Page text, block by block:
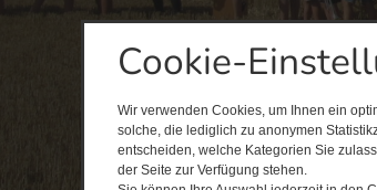
Cookie-
Wir verwenden Cookies, um Ihnen ein
solche, die lediglich zu anonymen
entscheiden, welche Kategorien Sie
der Seite zur Verfügung stehen.